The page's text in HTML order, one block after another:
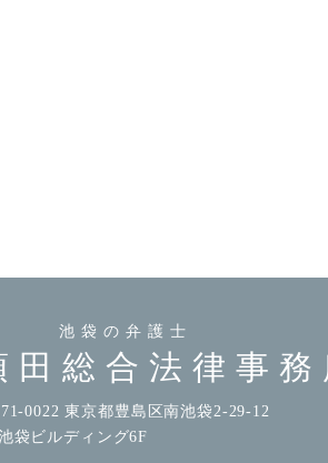
池袋の弁護士
田総合法律事務
0022 東京都豊島区南池袋2-29-12
袋ビルディング6F